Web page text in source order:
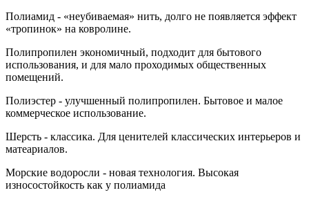
Полиамид - «неубиваемая» нить, долго не появляется эффект
«тропинок» на ковролине.
Полипропилен экономичный, подходит для бытового
использования, и для мало проходимых общественных
помещений.
Полиэстер - улучшенный полипропилен. Бытовое и малое
коммерческое использование.
Шерсть - классика. Для ценителей классических интерьеров и
матеариалов.
Морские водоросли - новая технология. Высокая
износостойкость как у полиамида